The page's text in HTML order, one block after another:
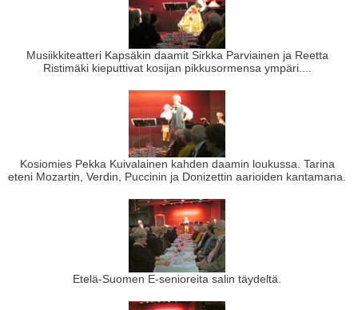
Musiikkiteatteri Kapsäkin daamit Sirkka Parviainen ja Reetta
Ristimäki kieputtivat kosijan pikkusormensa ympäri....
Kosiomies Pekka Kuivalainen kahden daamin loukussa. Tarina
eteni Mozartin, Verdin, Puccinin ja Donizettin aarioiden kantamana.
Etelä-Suomen E-senioreita salin täydeltä.